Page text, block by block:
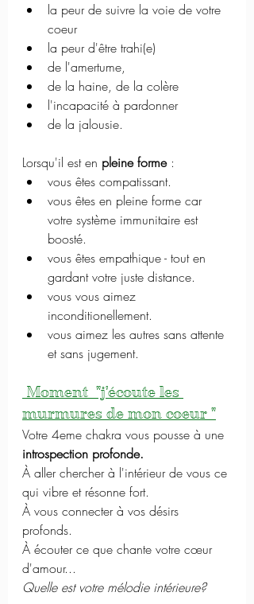
la peur de suivre la voie de votre
coeur
la peur d'être trahi(e)
de l'amertume,
de la haine, de la colère
l'incapacité à pardonner
de la jalousie.
Lorsqu'il est en pleine forme :
vous êtes compatissant.
vous êtes en pleine forme car
votre système immunitaire est
boosté.
vous êtes empathique - tout en
gardant votre juste distance.
vous vous aimez
inconditionellement.
vous aimez les autres sans attente
et sans jugement.
murmures de mon coeur "
Votre 4eme chakra vous pousse à une
introspection profonde.
À aller chercher à l'intérieur de vous ce
qui vibre et résonne fort.
À vous connecter à vos désirs
profonds.
À écouter ce que chante votre cœur
d'amour...
Quelle est votre mélodie intérieure?